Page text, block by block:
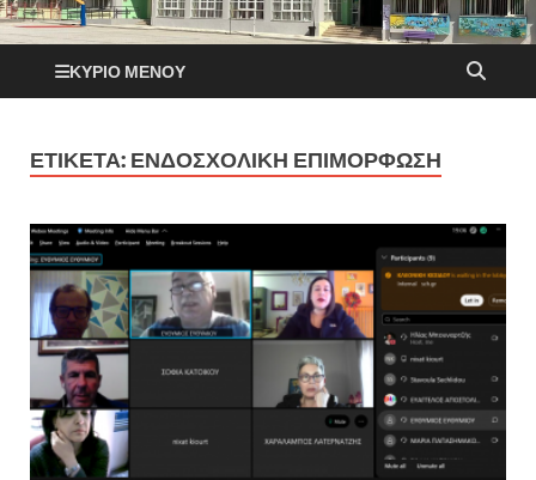
ΚΎΡΙΟ ΜΕΝΟΎ
ΕΤΙΚΈΤΑ: ΕΝΔΟΣΧΟΛΙΚΉ ΕΠΙΜΌΡΦΩΣΗ